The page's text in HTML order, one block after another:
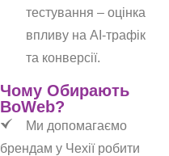
тестування – оцінка
впливу на AI-трафік
та конверсії.
Чому Обирають
BoWeb?
Ми допомагаємо
брендам у Чехії робити